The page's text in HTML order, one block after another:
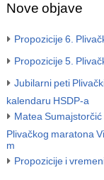
Nove objave
Propozicije 6.
Propozicije 5.
Jubilarni peti
kalendaru HSDP-a
Matea
Plivačkog maratona
m
Propozicije i